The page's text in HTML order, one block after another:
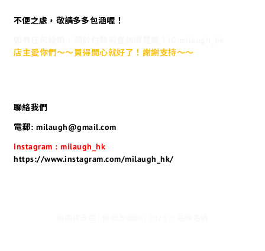
不便之處，敬請多多包涵喔！
店主愛你們～～買得開心就好了！謝謝支持～～
聯絡我們
電郵: milaugh@gmail.com
Instagram : milaugh_hk
https://www.instagram.com/milaugh_hk/